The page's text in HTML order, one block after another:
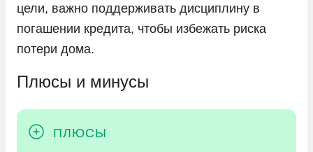
цели, важно поддерживать дисциплину в
погашении кредита, чтобы избежать риска
потери дома.
Плюсы и минусы